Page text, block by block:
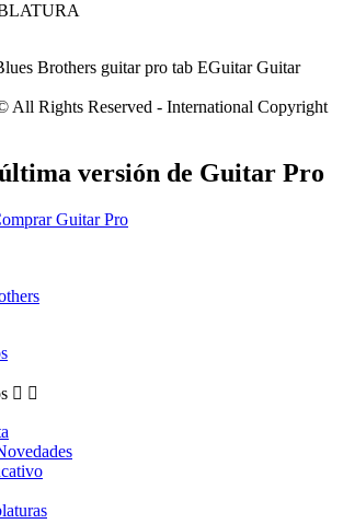
All Rights Reserved - International Copyright
versión de Guitar Pro
Guitar Pro
 